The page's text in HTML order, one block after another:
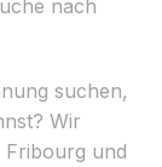
nach
suchen,
Wir
Fribourg und